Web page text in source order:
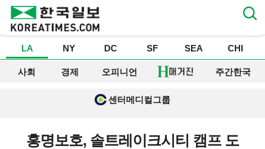
LA NY DC SF SEA CHI
사회 경제 오피니언 주간한국
센터메디컬그룹
홍명보호, 솔트레이크시티 캠프 도